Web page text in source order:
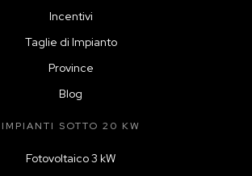
Incentivi
Taglie di Impianto
Province
Blog
IMPIANTI SOTTO 20 KW
Fotovoltaico 3 kW